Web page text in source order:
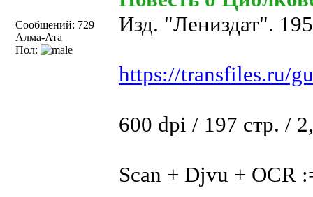
Сообщений: 729
Алма-Ата
Пол:
Изд. "Лениздат".
https://transfiles.ru/
600 dpi / 197 стр. /
Scan + Djvu + OCR